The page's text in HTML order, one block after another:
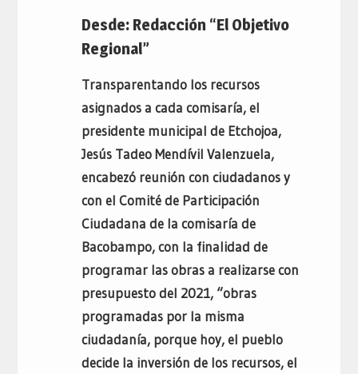
Desde: Redacción “El Objetivo
Regional”
Transparentando los recursos
asignados a cada comisaría, el
presidente municipal de Etchojoa,
Jesús Tadeo Mendívil Valenzuela,
encabezó reunión con ciudadanos y
con el Comité de Participación
Ciudadana de la comisaría de
Bacobampo, con la finalidad de
programar las obras a realizarse con
presupuesto del 2021, “obras
programadas por la misma
ciudadanía, porque hoy, el pueblo
decide la inversión de los recursos, el